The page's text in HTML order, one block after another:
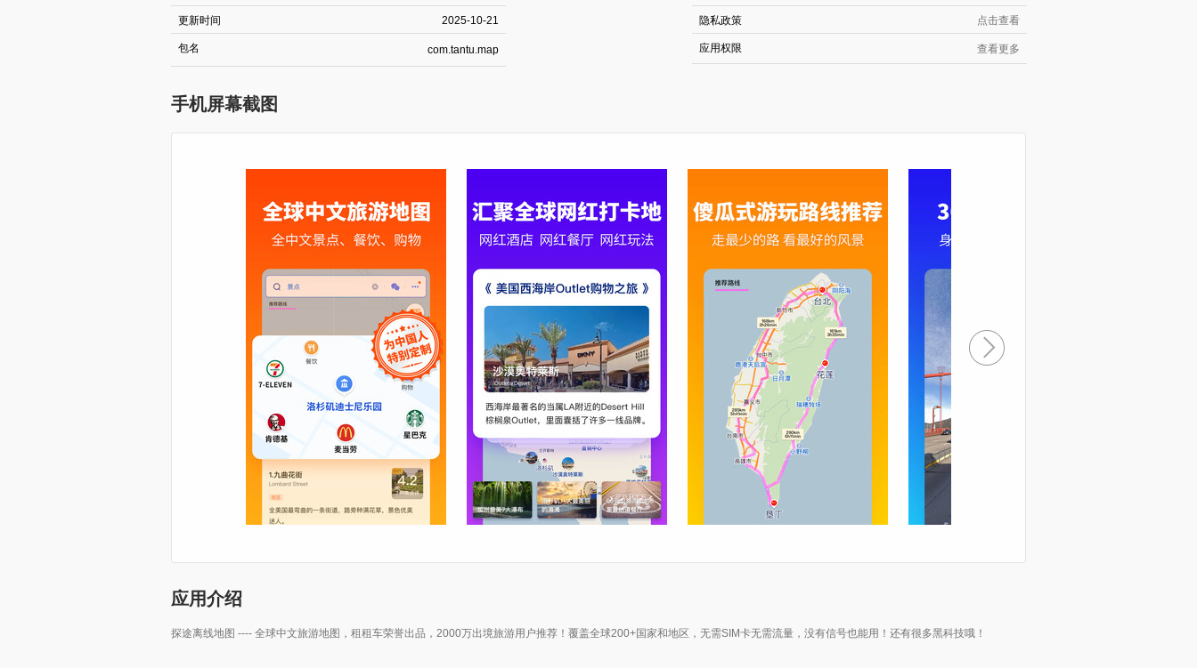
更新时间 2025-10-21 隐私政策 点击查看
包名 com.tantu.map 应用权限 查看更多
手机屏幕截图
应用介绍
探途离线地图 ---- 全球中文旅游地图，租租车荣誉出品，2000万出境旅游用户推荐！覆盖全球200+国家和地区，无需SIM卡无需流量，没有信号也能用！还有很多黑科技哦！